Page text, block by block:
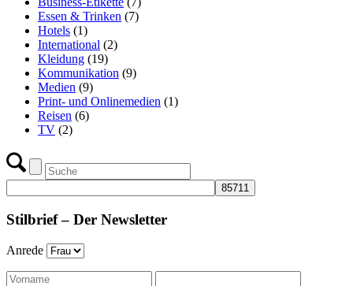
Essen & Trinken (7)
Hotels (1)
International (2)
Kleidung (19)
Kommunikation (9)
Medien (9)
Print- und Onlinemedien (1)
Reisen (6)
TV (2)
Stilbrief – Der Newsletter
Anrede